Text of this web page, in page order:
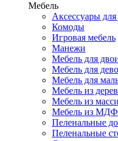
Мебель
Аксессуары
Комоды
Игровая мебель
Манежи
Мебель для
Мебель для
Мебель для
Мебель из
Мебель из
Мебель из МДФ
Пеленальные
Пеленальные